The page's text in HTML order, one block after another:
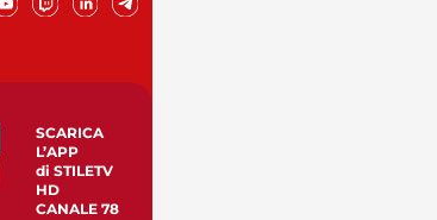
SCARICA
L’APP
di STILETV
HD
CANALE 78